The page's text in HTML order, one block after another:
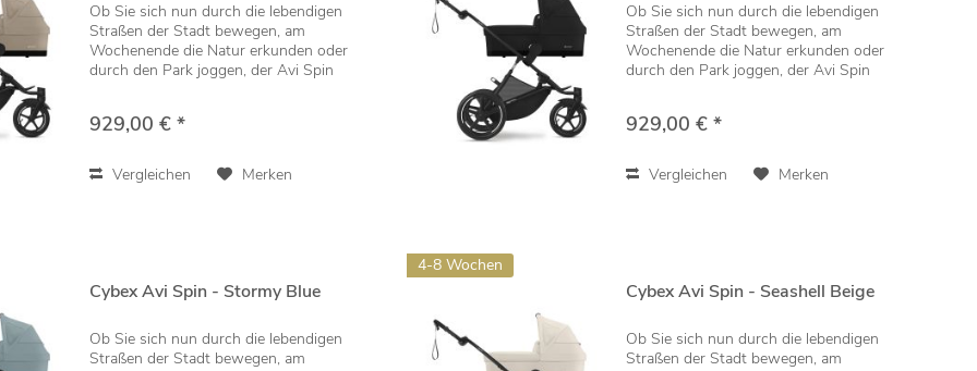
Ob Sie sich nun durch die lebendigen
Straßen der Stadt bewegen, am
Wochenende die Natur erkunden oder
durch den Park joggen, der Avi Spin
Seine...
929,00 € *
Vergleichen Merken
Ob Sie sich nun durch die lebendigen
Straßen der Stadt bewegen, am
Wochenende die Natur erkunden oder
durch den Park joggen, der Avi Spin
Seine...
929,00 € *
Vergleichen Merken
Cybex Avi Spin - Stormy Blue
Ob Sie sich nun durch die lebendigen
Straßen der Stadt bewegen, am
4-8 Wochen
Cybex Avi Spin - Seashell Beige
Ob Sie sich nun durch die lebendigen
Straßen der Stadt bewegen, am